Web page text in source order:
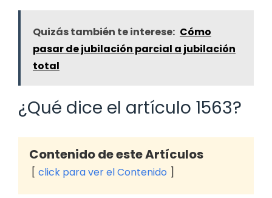
Quizás también te interese: Cómo
pasar de jubilación parcial a jubilación
total
¿Qué dice el artículo 1563?
Contenido de este Artículos
click para ver el Contenido